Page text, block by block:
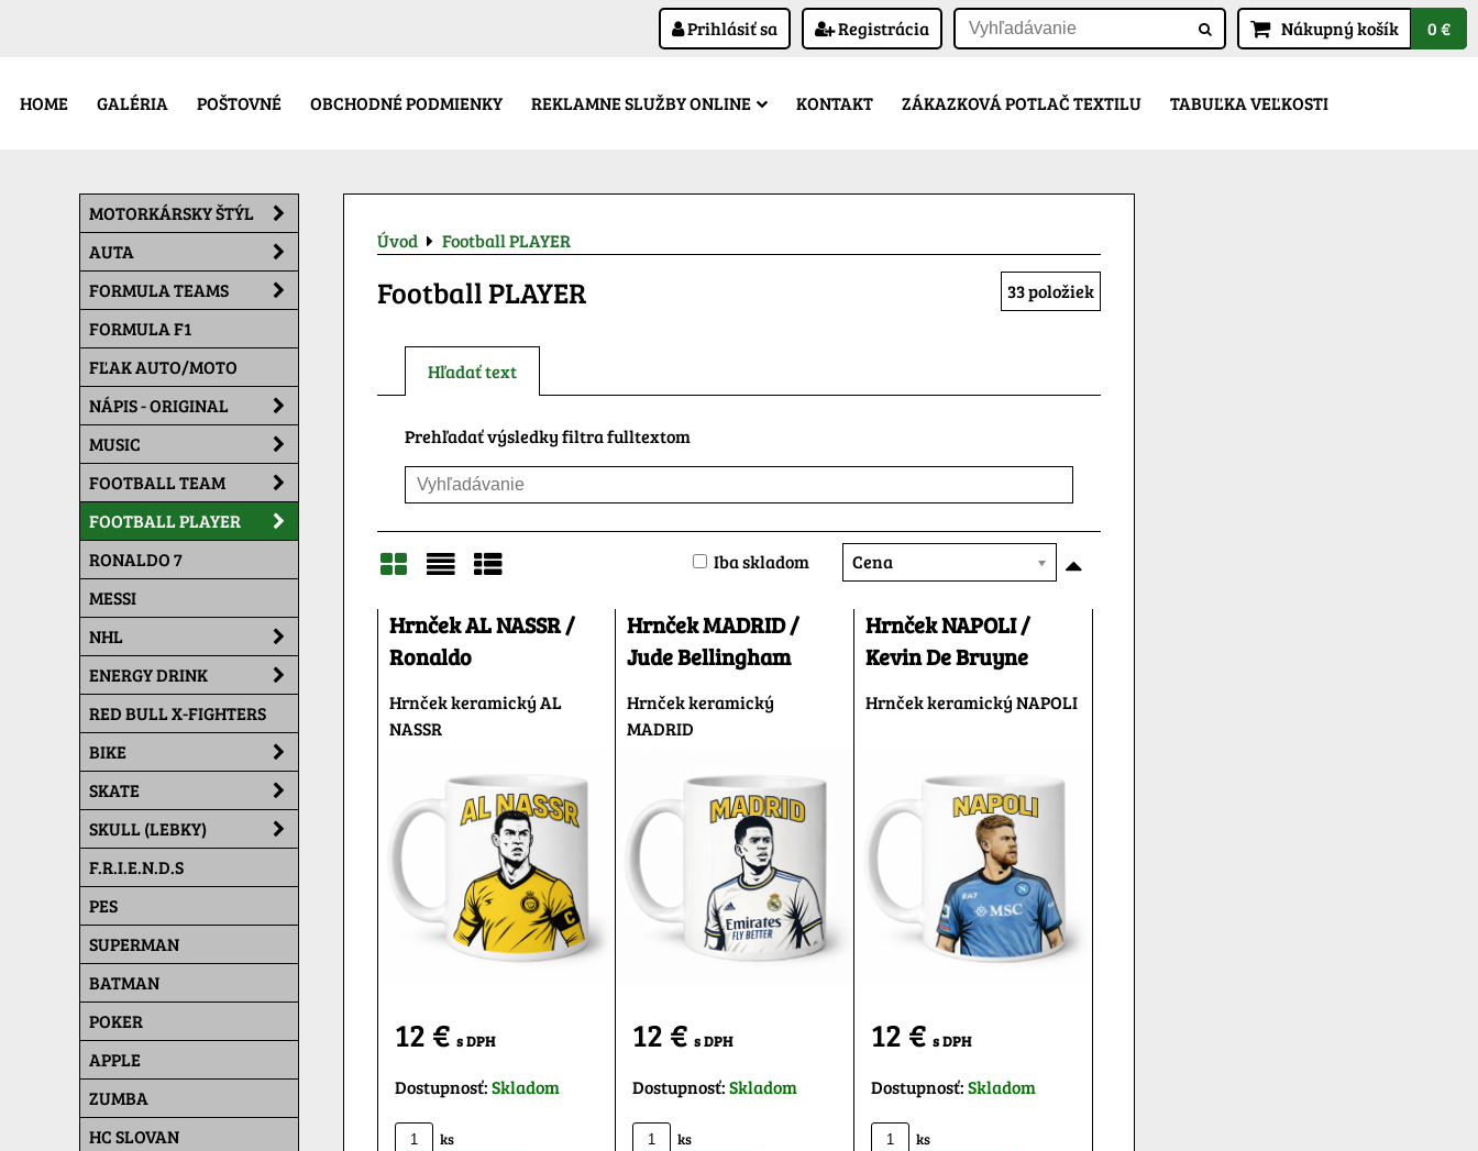
Prihlásiť sa Registrácia Nákupný košík 0 €
HOME GALÉRIA POŠTOVNÉ OBCHODNÉ PODMIENKY REKLAMNE SLUŽBY ONLINE KONTAKT ZÁKAZKOVÁ POTLAČ TEXTILU TABUĽKA VEĽKOSTI
Úvod Football PLAYER
Football PLAYER 33položiek
Hľadať text
Prehľadať výsledky filtra fulltextom
MriežkaZoznamTabuľka
Cena
Iba skladom
Hrnček AL NASSR /
Ronaldo
Hrnček keramický AL
NASSR
12 € s DPH
Dostupnosť:Skladom
ks
Hrnček MADRID /
Jude Bellingham
Hrnček keramický
MADRID
12 €s DPH
Dostupnosť:Skladom
ks
Hrnček NAPOLI /
Kevin De Bruyne
Hrnček keramický NAPOLI
12 €s DPH
Dostupnosť:Skladom
ks
MOTORKÁRSKY ŠTÝL
AUTA
FORMULA TEAMS
FORMULA F1
FĽAK AUTO/MOTO
NÁPIS - ORIGINAL
MUSIC
FOOTBALL TEAM
FOOTBALL PLAYER
RONALDO 7
MESSI
NHL
ENERGY DRINK
RED BULL X-FIGHTERS
BIKE
SKATE
SKULL (LEBKY)
F.R.I.E.N.D.S
PES
SUPERMAN
BATMAN
POKER
APPLE
ZUMBA
HC SLOVAN